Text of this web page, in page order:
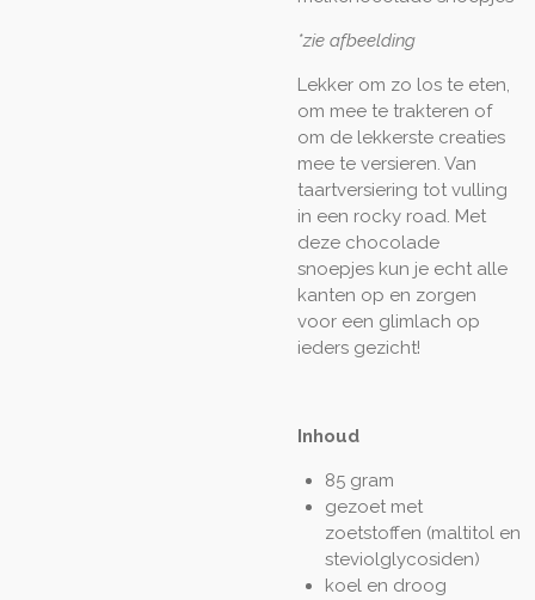
*zie afbeelding
Lekker om zo los te eten,
om mee te trakteren of
om de lekkerste creaties
mee te versieren. Van
taartversiering tot vulling
in een rocky road. Met
deze chocolade
snoepjes kun je echt alle
kanten op en zorgen
voor een glimlach op
ieders gezicht!
Inhoud
85 gram
gezoet met
zoetstoffen (maltitol en
steviolglycosiden)
koel en droog